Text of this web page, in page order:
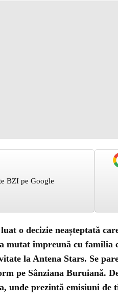
BZI pe Google
o decizie neașteptată
mutat împreună cu familia
la Antena Stars. Se
pe Sânziana Buruiană.
unde prezintă emisiuni de